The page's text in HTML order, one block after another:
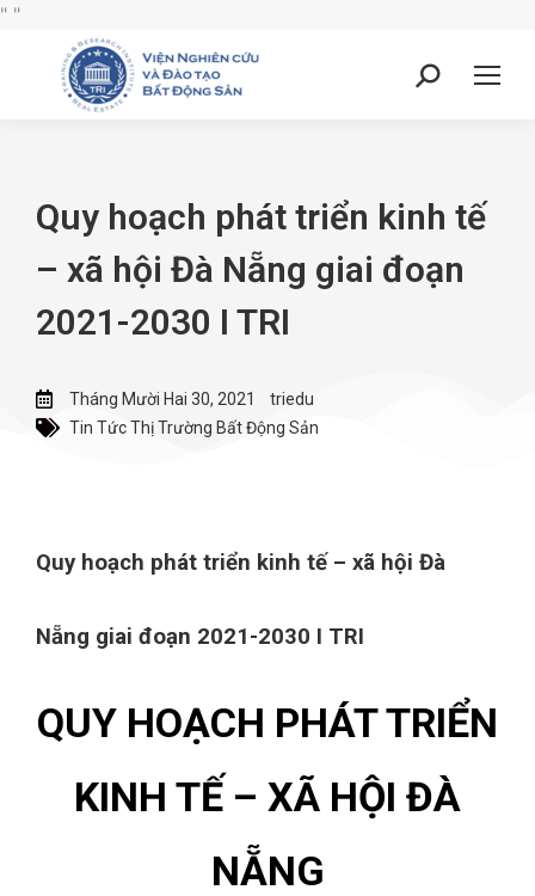
" "
Quy hoạch phát triển kinh tế
– xã hội Đà Nẵng giai đoạn
2021-2030 I TRI
Tháng Mười Hai 30, 2021
triedu
Tin Tức Thị Trường Bất Động Sản
Quy hoạch phát triển kinh tế – xã hội Đà
Nẵng giai đoạn 2021-2030 I TRI
QUY HOẠCH PHÁT TRIỂN
KINH TẾ – XÃ HỘI ĐÀ
NẴNG